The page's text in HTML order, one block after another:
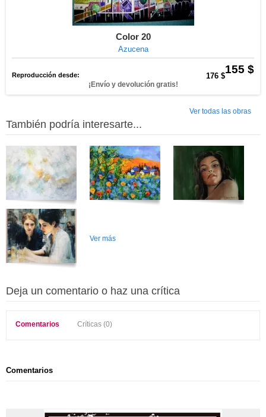
Color 20
Azucena
155 $
Reproducción desde: 176 $
¡Envío y devolución gratis!
Ver todas las obras
También podría interesarte...
Ver más
Deja un comentario o haz una crítica
Comentarios Críticas (0)
Comentarios